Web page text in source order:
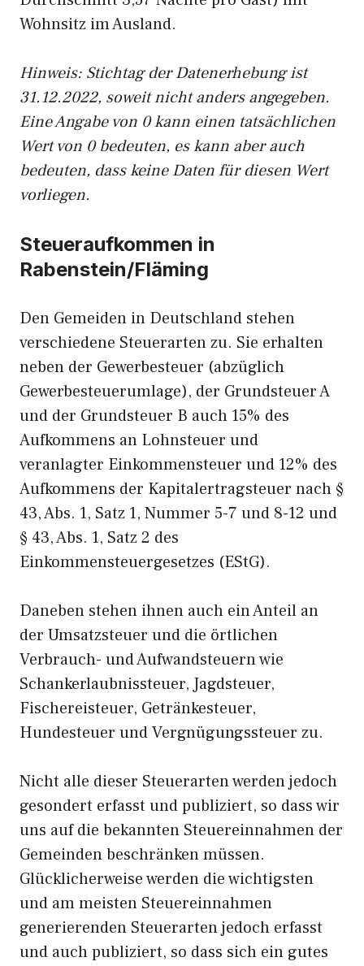
Wohnsitz im Ausland.
Hinweis: Stichtag der Datenerhebung ist
31.12.2022, soweit nicht anders angegeben.
Eine Angabe von 0 kann einen tatsächlichen
Wert von 0 bedeuten, es kann aber auch
bedeuten, dass keine Daten für diesen Wert
vorliegen.
Steueraufkommen in
Rabenstein/Fläming
Den Gemeiden in Deutschland stehen
verschiedene Steuerarten zu. Sie erhalten
neben der Gewerbesteuer (abzüglich
Gewerbesteuerumlage), der Grundsteuer A
und der Grundsteuer B auch 15% des
Aufkommens an Lohnsteuer und
veranlagter Einkommensteuer und 12% des
Aufkommens der Kapitalertragsteuer nach §
43, Abs. 1, Satz 1, Nummer 5-7 und 8-12 und
§ 43, Abs. 1, Satz 2 des
Einkommensteuergesetzes (EStG).
Daneben stehen ihnen auch ein Anteil an
der Umsatzsteuer und die örtlichen
Verbrauch- und Aufwandsteuern wie
Schankerlaubnissteuer, Jagdsteuer,
Fischereisteuer, Getränkesteuer,
Hundesteuer und Vergnügungssteuer zu.
Nicht alle dieser Steuerarten werden jedoch
gesondert erfasst und publiziert, so dass wir
uns auf die bekannten Steuereinnahmen der
Gemeinden beschränken müssen.
Glücklicherweise werden die wichtigsten
und am meisten Steuereinnahmen
generierenden Steuerarten jedoch erfasst
und auch publiziert, so dass sich ein gutes